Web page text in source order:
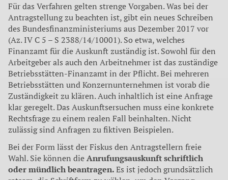
Für das Verfahren gelten strenge Vorgaben. Was bei der
Antragstellung zu beachten ist, gibt ein neues Schreiben
des Bundesfinanzministeriums aus Dezember 2017 vor
(Az. IV C 5 – S 2388/14/10001). So etwa, welches
Finanzamt für die Auskunft zuständig ist. Sowohl für den
Arbeitgeber als auch den Arbeitnehmer ist das zuständige
Betriebsstätten-Finanzamt in der Pflicht. Bei mehreren
Betriebsstätten und Konzernunternehmen ist vorab die
Zuständigkeit zu klären. Auch inhaltlich ist eine Anfrage
klar geregelt. Das Auskunftsersuchen muss eine konkrete
Rechtsfrage zu einem realen Fall beinhalten. Nicht
zulässig sind Anfragen zu fiktiven Beispielen.
Bei der Form lässt der Fiskus den Antragstellern freie
Wahl. Sie können dieAnrufungsauskunft schriftlich
oder mündlich beantragen.Es ist jedoch grundsätzlich